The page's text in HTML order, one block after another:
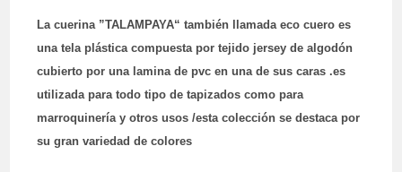
La cuerina ”TALAMPAYA“ también llamada eco cuero es
una tela plástica compuesta por tejido jersey de algodón
cubierto por una lamina de pvc en una de sus caras .es
utilizada para todo tipo de tapizados como para
marroquinería y otros usos /esta colección se destaca por
su gran variedad de colores